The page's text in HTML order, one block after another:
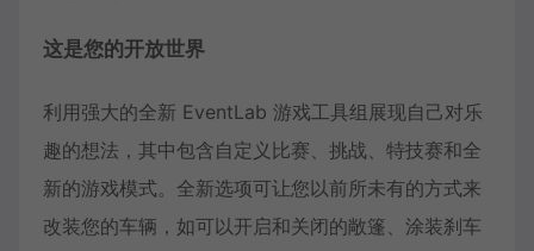
这是您的开放世界
利用强大的全新 EventLab 游戏工具组展现自己对乐
趣的想法，其中包含自定义比赛、挑战、特技赛和全
新的游戏模式。全新选项可让您以前所未有的方式来
改装您的车辆，如可以开启和关闭的敞篷、涂装刹车